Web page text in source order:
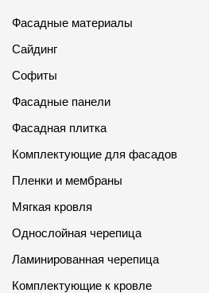
Фасадные материалы
Сайдинг
Софиты
Фасадные панели
Фасадная плитка
Комплектующие для фасадов
Пленки и мембраны
Мягкая кровля
Однослойная черепица
Ламинированная черепица
Комплектующие к кровле